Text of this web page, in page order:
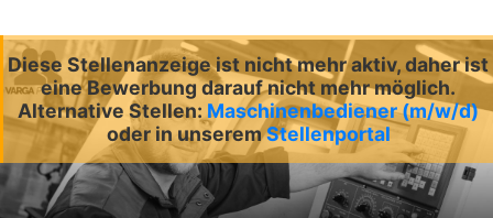
Diese Stellenanzeige ist nicht mehr aktiv, daher ist
eine Bewerbung darauf nicht mehr möglich.
Alternative Stellen: Maschinenbediener (m/w/d)
oder in unseremStellenportal